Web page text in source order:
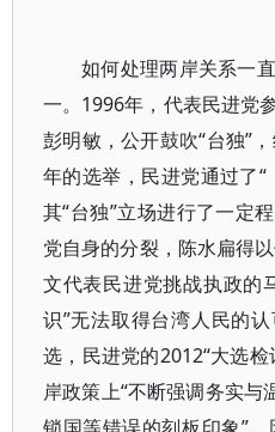
如何处理两岸关系一
一。1996年，代表民进党
彭明敏，公开鼓吹“台独”
年的选举，民进党通过了
其“台独”立场进行了一定
党自身的分裂，陈水扁得
文代表民进党挑战执政的
识”无法取得台湾人民的
选，民进党的2012“大选
岸政策上“不断强调务实与